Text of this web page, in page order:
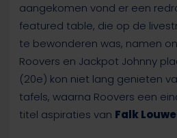
aangekomen vond er een
featured table, die op de
te bewonderen was, namen
Roovers en Jackpot Johnny
(20e) kon niet lang genieten
tafels, waarna Roovers een
titel aspiraties van Falk